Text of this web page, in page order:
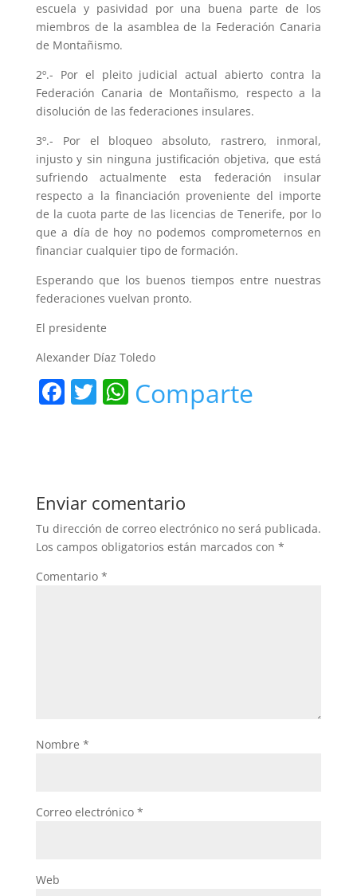
escuela y pasividad por una buena parte de los
miembros de la asamblea de la Federación Canaria
de Montañismo.
2º.- Por el pleito judicial actual abierto contra la
Federación Canaria de Montañismo, respecto a la
disolución de las federaciones insulares.
3º.- Por el bloqueo absoluto, rastrero, inmoral,
injusto y sin ninguna justificación objetiva, que está
sufriendo actualmente esta federación insular
respecto a la financiación proveniente del importe
de la cuota parte de las licencias de Tenerife, por lo
que a día de hoy no podemos comprometernos en
financiar cualquier tipo de formación.
Esperando que los buenos tiempos entre nuestras
federaciones vuelvan pronto.
El presidente
Alexander Díaz Toledo
F
b
o
o
k
T W
A
p
p
Comparte
Enviar comentario
Tu dirección de correo electrónico no será publicada.
Los campos obligatorios están marcados con *
Comentario *
Nombre *
Correo electrónico *
Web